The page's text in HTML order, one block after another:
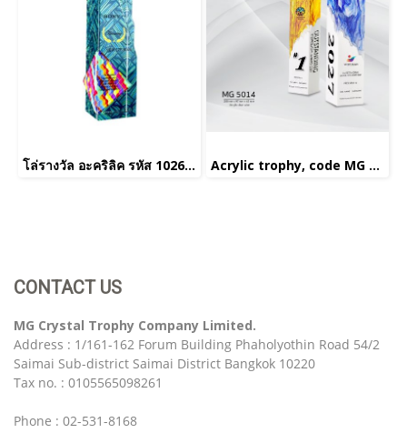
โล่รางวัล อะคริลิค รหัส 1026(copy)(copy) Acrylic trophy, code MG 5014
CONTACT US
MG Crystal Trophy Company Limited.
Address : 1/161-162 Forum Building Phaholyothin Road 54/2
Saimai Sub-district Saimai District Bangkok 10220
Tax no. : 0105565098261
Phone : 02-531-8168